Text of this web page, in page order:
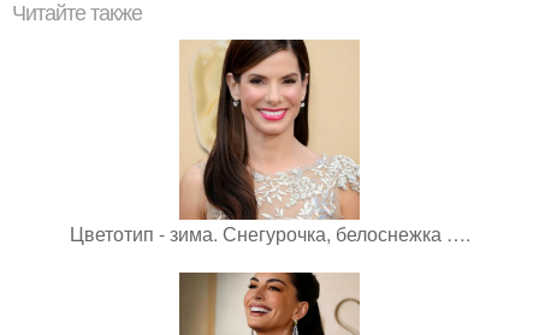
Читайте также
Цветотип - зима. Снегурочка, белоснежка ….